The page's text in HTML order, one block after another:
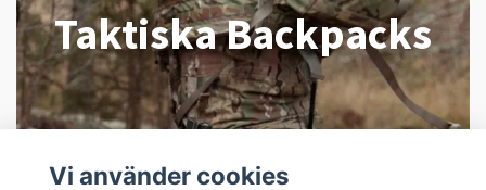
Taktiska Backpacks
Vi använder cookies